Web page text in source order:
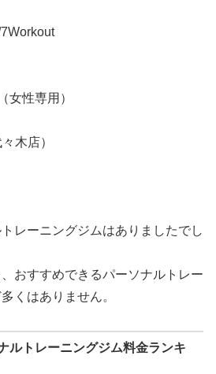
女性専用）
木店）
レーニングジムはありましたでし
おすすめできるパーソナルトレー
くはありません。
ルトレーニングジム料金ランキ